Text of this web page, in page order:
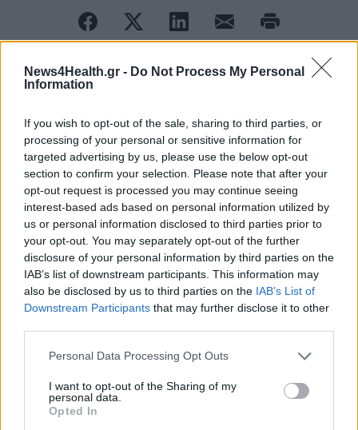
News4Health.gr - Do Not Process My Personal
Information
If you wish to opt-out of the sale, sharing to third parties, or
processing of your personal or sensitive information for
targeted advertising by us, please use the below opt-out
section to confirm your selection. Please note that after your
opt-out request is processed you may continue seeing
interest-based ads based on personal information utilized by
us or personal information disclosed to third parties prior to
your opt-out. You may separately opt-out of the further
disclosure of your personal information by third parties on the
IAB’s list of downstream participants. This information may
also be disclosed by us to third parties on the IAB’s List of
Downstream Participants that may further disclose it to other
Personal Data Processing Opt Outs
I want to opt-out of the Sharing of my
personal data.
Opted In
ΠΕΡΙΣΣΟΤΕΡΑ ΣΤΗΝ ΙΔΙΑ ΚΑΤΗΓΟΡΙΑ
Αλλαγές στην ηγετική ομάδα της
Genesis Pharma: Νέος Γενικός
Διευθυντής!
19 Φεβρουαρίου 2024
H RAFARM γιορτάζει 50 χρόνια
πρωτοπορίας, εξέλιξης και
συνεισφοράς
21 Φεβρουαρίου 2024
ΣΧΕΤΙΚΑ ΑΡΘΡΑ